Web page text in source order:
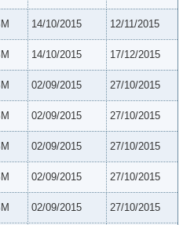
14/10/2015 12/11/2015
14/10/2015 17/12/2015
02/09/2015 27/10/2015
02/09/2015 27/10/2015
02/09/2015 27/10/2015
02/09/2015 27/10/2015
02/09/2015 27/10/2015